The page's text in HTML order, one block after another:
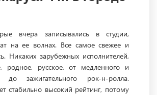
вчера записывались в студии,
на ее волнах. Все самое свежее и
Никаких зарубежных исполнителей,
родное, русское, от медленного и
до зажигательного рок-н-ролла.
стабильно высокий рейтинг, потому